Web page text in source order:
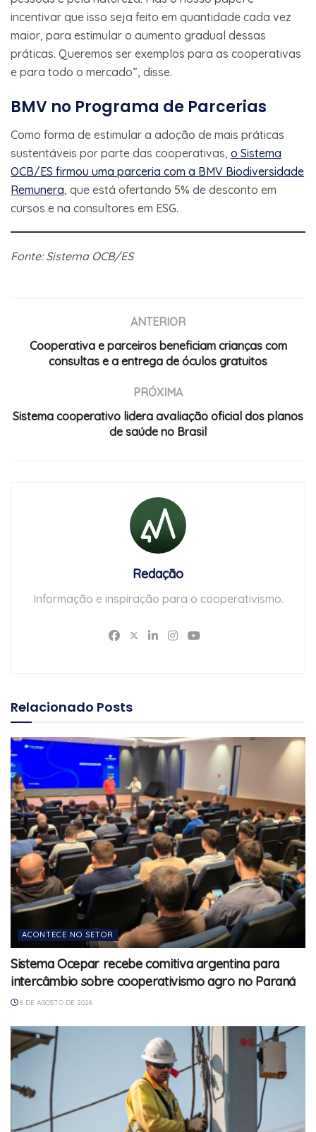
incentivar que isso seja feito em quantidade cada vez
maior, para estimular o aumento gradual dessas
práticas. Queremos ser exemplos para as cooperativas
e para todo o mercado”, disse.
BMV no Programa de Parcerias
Como forma de estimular a adoção de mais práticas
sustentáveis por parte das cooperativas, o Sistema
OCB/ES firmou uma parceria com a BMV Biodiversidade
Remunera, que está ofertando 5% de desconto em
cursos e na consultores em ESG.
Fonte: Sistema OCB/ES
ANTERIOR
Cooperativa e parceiros beneficiam crianças com
consultas e a entrega de óculos gratuitos
PRÓXIMA
Sistema cooperativo lidera avaliação oficial dos planos
de saúde no Brasil
Redação
Informação e inspiração para o cooperativismo.
Relacionado Posts
ACONTECE NO SETOR
Sistema Ocepar recebe comitiva argentina para
intercâmbio sobre cooperativismo agro no Paraná
6 DE AGOSTO DE 2026